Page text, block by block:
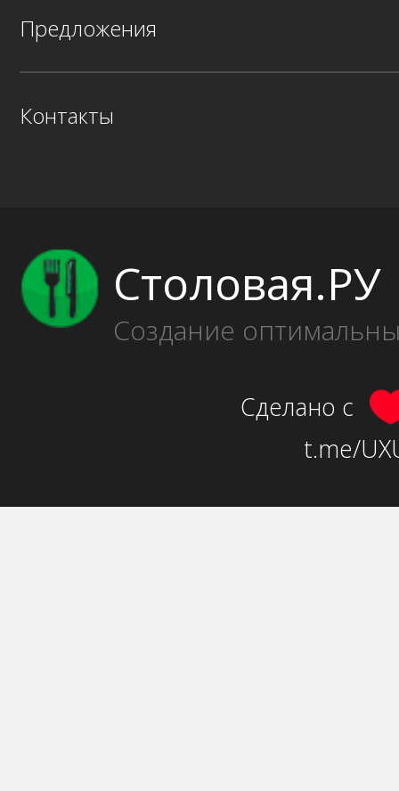
Предложения
Контакты
Столовая.РУ
Создание
Сделано с
t.me/